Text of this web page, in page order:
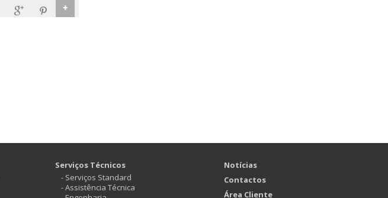
Serviços Técnicos
- Serviços Standard
- Assistência Técnica
Notícias
Contactos
Área Cliente